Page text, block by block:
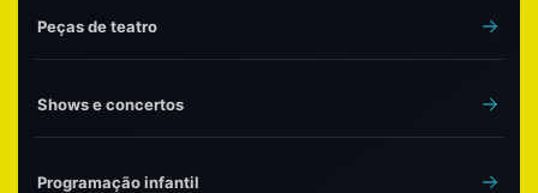
Peças de teatro
Shows e concertos
Programação infantil